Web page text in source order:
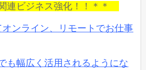
連ビジネス強化！！＊＊
ンライン、リモートでお仕事
も幅広く活用されるようにな